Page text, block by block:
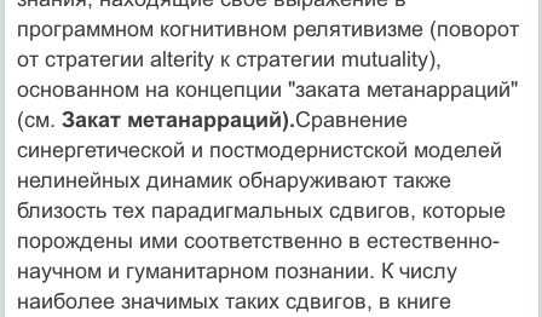
программном когнитивном релятивизме (поворот
от стратегии alterity к стратегии mutuality),
основанном на концепции "заката метанарраций"
(см. Закат метанарраций).Сравнение
синергетической и постмодернист­ской моделей
нелинейных динамик обнаруживают так­же
близость тех парадигмальных сдвигов, которые
по­рождены ими соответственно в естественно-
научном и гуманитарном познании. К числу
наиболее значимых таких сдвигов, в книге